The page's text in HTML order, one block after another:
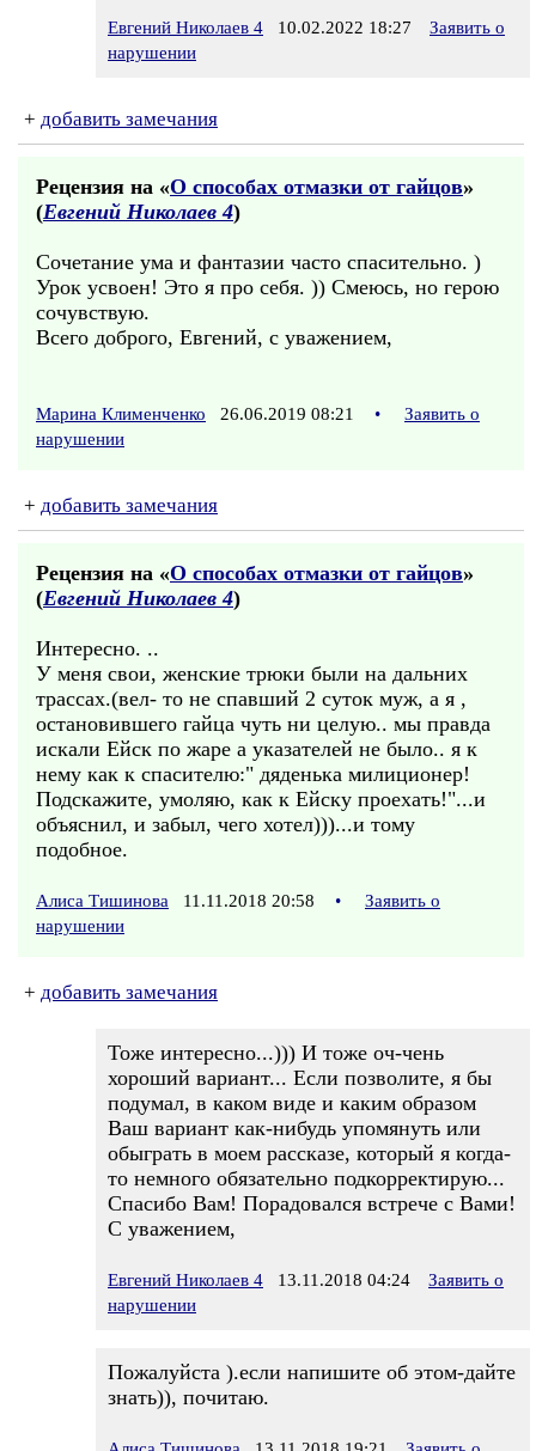
Евгений Николаев 4 10.02.2022 18:27
Заявить о
нарушении
+ добавить замечания
Рецензия на «О способах отмазки от гайцов»
(Евгений Николаев 4)
Сочетание ума и фантазии часто спасительно. )
Урок усвоен! Это я про себя. )) Смеюсь, но герою
сочувствую.
Всего доброго, Евгений, с уважением,
Марина Клименченко 26.06.2019 08:21 •
Заявить о
нарушении
+ добавить замечания
Рецензия на «О способах отмазки от гайцов»
(Евгений Николаев 4)
Интересно. ..
У меня свои, женские трюки были на дальних
трассах.(вел- то не спавший 2 суток муж, а я ,
остановившего гайца чуть ни целую.. мы правда
искали Ейск по жаре а указателей не было.. я к
нему как к спасителю:" дяденька милиционер!
Подскажите, умоляю, как к Ейску проехать!"...и
объяснил, и забыл, чего хотел)))...и тому
подобное.
Алиса Тишинова 11.11.2018 20:58 •
Заявить о
нарушении
+ добавить замечания
Тоже интересно...))) И тоже оч-чень
хороший вариант... Если позволите, я бы
подумал, в каком виде и каким образом
Ваш вариант как-нибудь упомянуть или
обыграть в моем рассказе, который я когда-
то немного обязательно подкорректирую...
Спасибо Вам! Порадовался встрече с Вами!
С уважением,
Евгений Николаев 4 13.11.2018 04:24
Заявить о
нарушении
Пожалуйста ).если напишите об этом-дайте
знать)), почитаю.